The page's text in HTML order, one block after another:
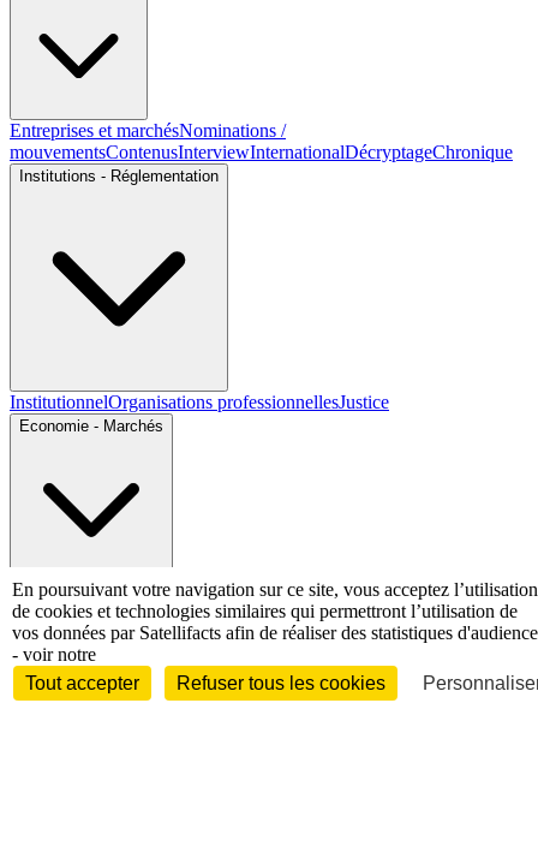
Entreprises et marchésNominations /
mouvementsContenusInterviewInternationalDécryptageChronique
Institutions - Réglementation
InstitutionnelOrganisations professionnellesJustice
Economie - Marchés
Entreprises et marchésTélécomsTechnologiesIndustries
techniquesDiversifications
International
En poursuivant votre navigation sur ce site, vous acceptez l’utilisation
de cookies et technologies similaires qui permettront l’utilisation de
vos données par Satellifacts afin de réaliser des statistiques d'audience
- voir notre
Tout accepter
Refuser tous les cookies